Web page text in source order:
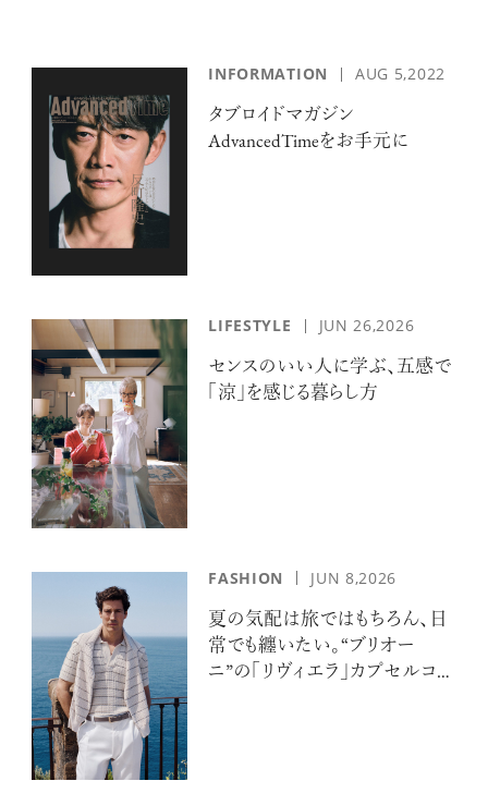
INFORMATION AUG 5,2022
タブロイドマガジン
AdvancedTimeをお手元に
LIFESTYLE JUN 26,2026
センスのいい人に学ぶ、五感で
「涼」を感じる暮らし方
FASHION JUN 8,2026
夏の気配は旅ではもちろん、日
常でも纏いたい。“ブリオー
ニ”の「リヴィエラ」カプセルコレ